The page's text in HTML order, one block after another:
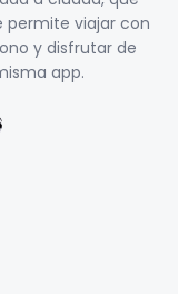
permite viajar con
y disfrutar de
app.